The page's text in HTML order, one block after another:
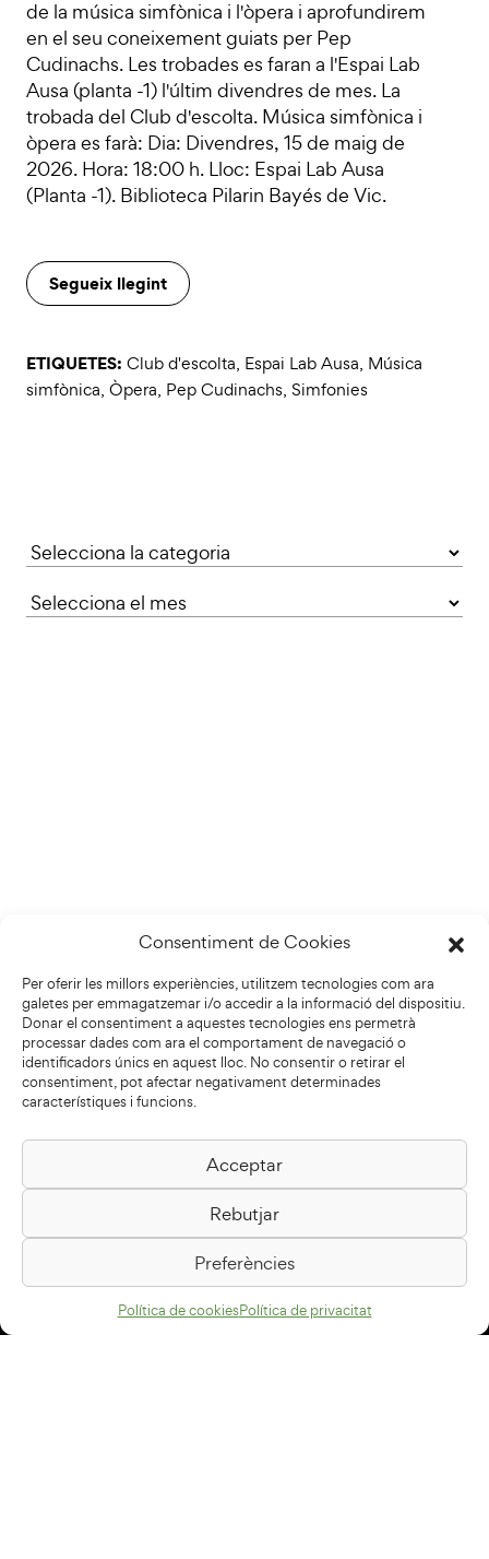
Consentiment de Cookies
Per oferir les millors experiències, utilitzem tecnologies com ara
galetes per emmagatzemar i/o accedir a la informació del dispositiu.
Donar el consentiment a aquestes tecnologies ens permetrà
processar dades com ara el comportament de navegació o
identificadors únics en aquest lloc. No consentir o retirar el
consentiment, pot afectar negativament determinades
característiques i funcions.
Acceptar
Rebutjar
Preferències
Política de cookiesPolítica de privacitat
de la música simfònica i l'òpera i aprofundirem
en el seu coneixement guiats per Pep
Cudinachs. Les trobades es faran a l'Espai Lab
Ausa (planta -1) l'últim divendres de mes. La
trobada del Club d'escolta. Música simfònica i
òpera es farà: Dia: Divendres, 15 de maig de
2026. Hora: 18:00 h. Lloc: Espai Lab Ausa
(Planta -1). Biblioteca Pilarin Bayés de Vic.
Segueix llegint
ETIQUETES: Club d'escolta, Espai Lab Ausa, Música
simfònica, Òpera, Pep Cudinachs, Simfonies
Categories
Biblioteca Pilarin Bayés
Passeig de la Generalitat, 1
08500 Vic